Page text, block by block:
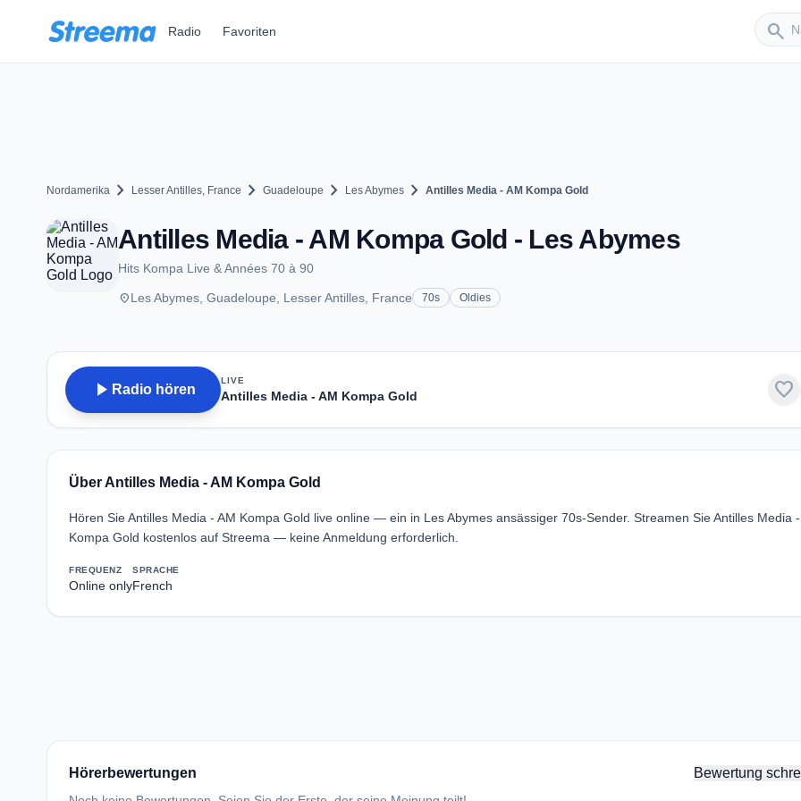
Radio Favoriten search
Sender
Nordamerika chevron_right Lesser Antilles, France chevron_right Guadeloupe chevron_right Les Abymes chevron_right Antilles Media - AM Kompa Gold
Antilles Media - AM Kompa Gold - Les Abymes
Hits Kompa Live & Années 70 à 90
placeLes Abymes, Guadeloupe, Lesser Antilles, France 70s Oldies
play_arrow Radio hören
LIVE
Antilles Media - AM Kompa Gold favorite
Über Antilles Media - AM Kompa Gold
Hören Sie Antilles Media - AM Kompa Gold live online — ein in Les Abymes ansässiger 70s-Sender. Streamen Sie Antilles Media -
Kompa Gold kostenlos auf Streema — keine Anmeldung erforderlich.
FREQUENZ
Online only
SPRACHE
French
Hörerbewertungen Bewertung